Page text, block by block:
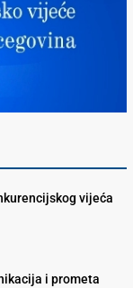
vijeća
i prometa